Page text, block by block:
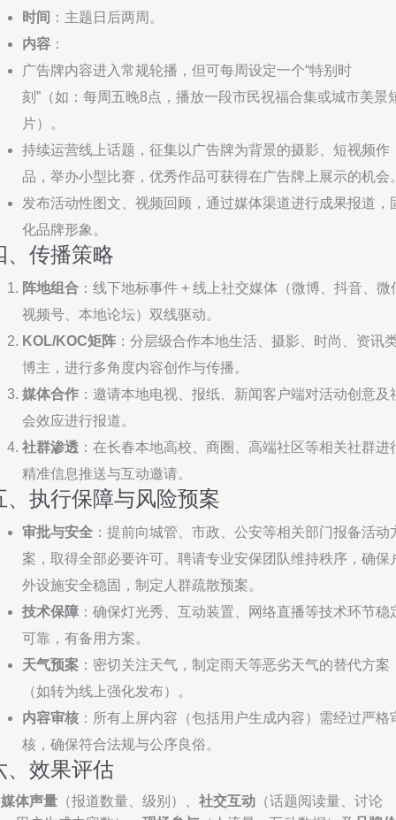
时间 ：主题日后两周。
内容 ：
广告牌内容进入常规轮播，但可每周设定一个“特别时
刻”（如：每周五晚8点，播放一段市民祝福合集或城市美景
片）。
持续运营线上话题，征集以广告牌为背景的摄影、短视频作
品，举办小型比赛，优秀作品可获得在广告牌上展示的机会
发布活动性图文、视频回顾，通过媒体渠道进行成果报道，
化品牌形象。
、传播策略
阵地组合 ：线下地标事件 + 线上社交媒体（微博、抖音、微
视频号、本地论坛）双线驱动。
KOL/KOC矩阵 ：分层级合作本地生活、摄影、时尚、资讯
博主，进行多角度内容创作与传播。
媒体合作 ：邀请本地电视、报纸、新闻客户端对活动创意及
会效应进行报道。
社群渗透 ：在长春本地高校、商圈、高端社区等相关社群进
精准信息推送与互动邀请。
、执行保障与风险预案
审批与安全 ：提前向城管、市政、公安等相关部门报备活动
案，取得全部必要许可。聘请专业安保团队维持秩序，确保
外设施安全稳固，制定人群疏散预案。
技术保障 ：确保灯光秀、互动装置、网络直播等技术环节稳
可靠，有备用方案。
天气预案 ：密切关注天气，制定雨天等恶劣天气的替代方案
（如转为线上强化发布）。
内容审核 ：所有上屏内容（包括用户生成内容）需经过严格
核，确保符合法规与公序良俗。
、效果评估
媒体声量 （报道数量、级别）、 社交互动 （话题阅读量、讨论